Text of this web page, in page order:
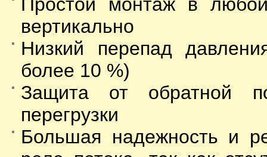
вертикально
Низкий перепад
более 10 %)
Защита от обратной
перегрузки
Большая надежность и